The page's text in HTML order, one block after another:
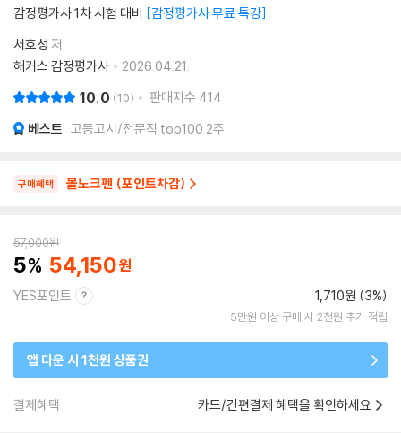
감정평가사 1차 시험 대비 감정평가사 무료 특강
서호성 저
해커스 감정평가사
2026.04.21.
10.0 10 판매지수 414
베스트 고등고시/전문직 top100 2주
구매혜택 볼노크펜 (포인트차감)
57,000원
5 54,150
YES포인트 1,710원 (3%)
5만원 이상 구매 시 2천원 추가 적립
앱 다운 시 1천원 상품권
결제혜택 카드/간편결제 혜택을 확인하세요